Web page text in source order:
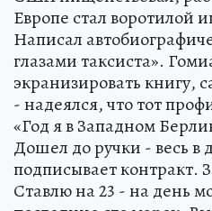
Европе стал воротилой
Написал
глазами таксиста».
экранизировать книгу,
- надеялся, что тот
«Год я в Западном
Дошел до ручки - весь в
подписывает контракт.
Ставлю на 23 - на день